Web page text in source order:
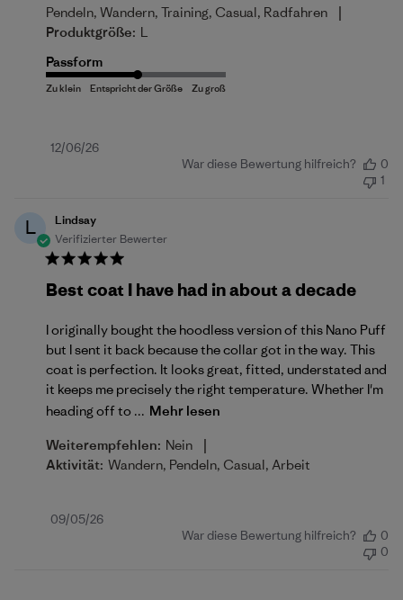
Pendeln, Wandern, Training, Casual, Radfahren
|
Produktgröße: L
Passform
Veröffentlichungsdatum
12/06/26
War diese Bewertung hilfreich?
0
1
L
Lindsay
Verifizierter Bewerter
Best coat I have had in about a decade
I originally bought the hoodless version of this Nano Puff
but I sent it back because the collar got in the way. This
coat is perfection. It looks great, fitted, understated and
it keeps me precisely the right temperature. Whether I'm
heading off to ... Mehr lesen
Weiterempfehlen: Nein |
Aktivität: Wandern, Pendeln, Casual, Arbeit
Veröffentlichungsdatum
09/05/26
War diese Bewertung hilfreich?
0
0